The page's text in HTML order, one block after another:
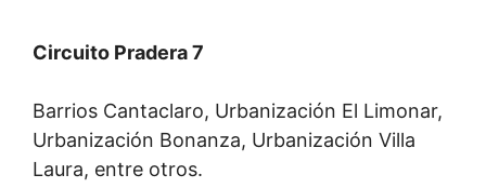
Circuito Pradera 7
Barrios Cantaclaro, Urbanización El Limonar,
Urbanización Bonanza, Urbanización Villa
Laura, entre otros.